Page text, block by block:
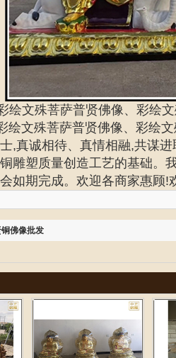
绘文殊菩萨普贤佛像、彩绘
绘文殊菩萨普贤佛像、彩绘
,真诚相待、真情相融,共谋
雕塑质量创造工艺的基础。
如期完成。欢迎各商家惠顾!
佛像批发